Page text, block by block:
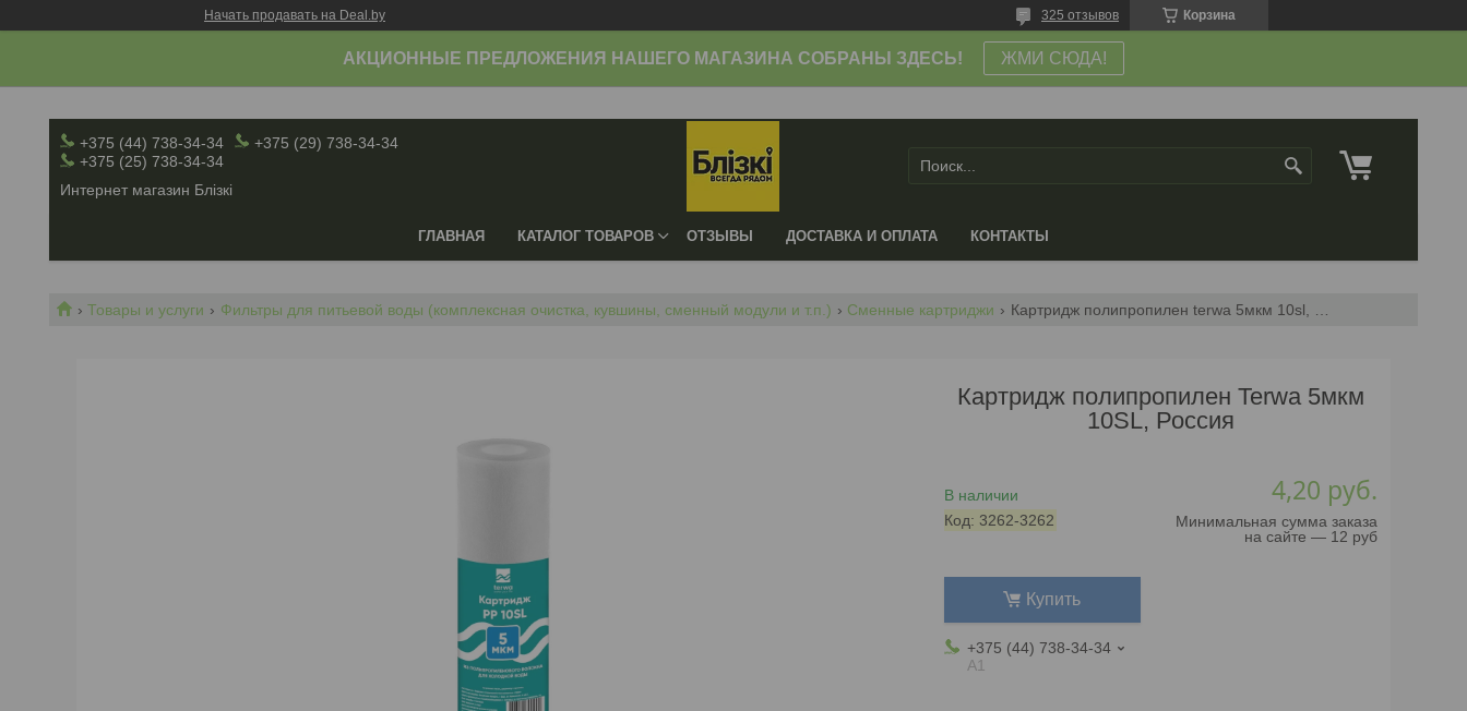
Начать продавать на Deal.by Корзина
325 отзывов
АКЦИОННЫЕ ПРЕДЛОЖЕНИЯ НАШЕГО МАГАЗИНА СОБРАНЫ ЗДЕСЬ! ЖМИ СЮДА!
+375 (44) 738-34-34
+375 (29) 738-34-34
+375 (25) 738-34-34
Интернет магазин Блiзкi
ГЛАВНАЯ КАТАЛОГ ТОВАРОВ ОТЗЫВЫ ДОСТАВКА И ОПЛАТА КОНТАКТЫ
Товары и услуги Фильтры для питьевой воды (комплексная очистка, кувшины, сменный модули и т.п.) Сменные картриджи
Картридж полипропилен Terwa 5мкм
10SL, Россия
В наличии
Код: 3262-3262
4,20 руб.
Минимальная сумма заказа
на сайте — 12 руб
Купить
+375 (44) 738-34-34
А1